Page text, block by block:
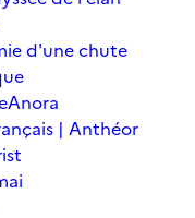
d'une chute
Anora
| Anthéor